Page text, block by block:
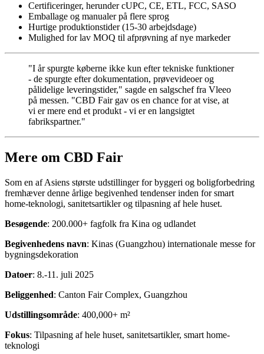
Certificeringer, herunder cUPC, CE, ETL, FCC, SASO
Emballage og manualer på flere sprog
Hurtige produktionstider (15-30 arbejdsdage)
Mulighed for lav MOQ til afprøvning af nye markeder
"I år spurgte køberne ikke kun efter tekniske funktioner
- de spurgte efter dokumentation, prøvevideoer og
pålidelige leveringstider," sagde en salgschef fra Vleeo
på messen. "CBD Fair gav os en chance for at vise, at
vi er mere end et produkt - vi er en langsigtet
fabrikspartner."
Mere om CBD Fair
Som en af Asiens største udstillinger for byggeri og boligforbedring
fremhæver denne årlige begivenhed tendenser inden for smart
home-teknologi, sanitetsartikler og tilpasning af hele huset.
Besøgende: 200.000+ fagfolk fra Kina og udlandet
Begivenhedens navn: Kinas (Guangzhou) internationale messe for
bygningsdekoration
Datoer: 8.-11. juli 2025
Beliggenhed: Canton Fair Complex, Guangzhou
Udstillingsområde: 400,000+ m²
Fokus: Tilpasning af hele huset, sanitetsartikler, smart home-
teknologi